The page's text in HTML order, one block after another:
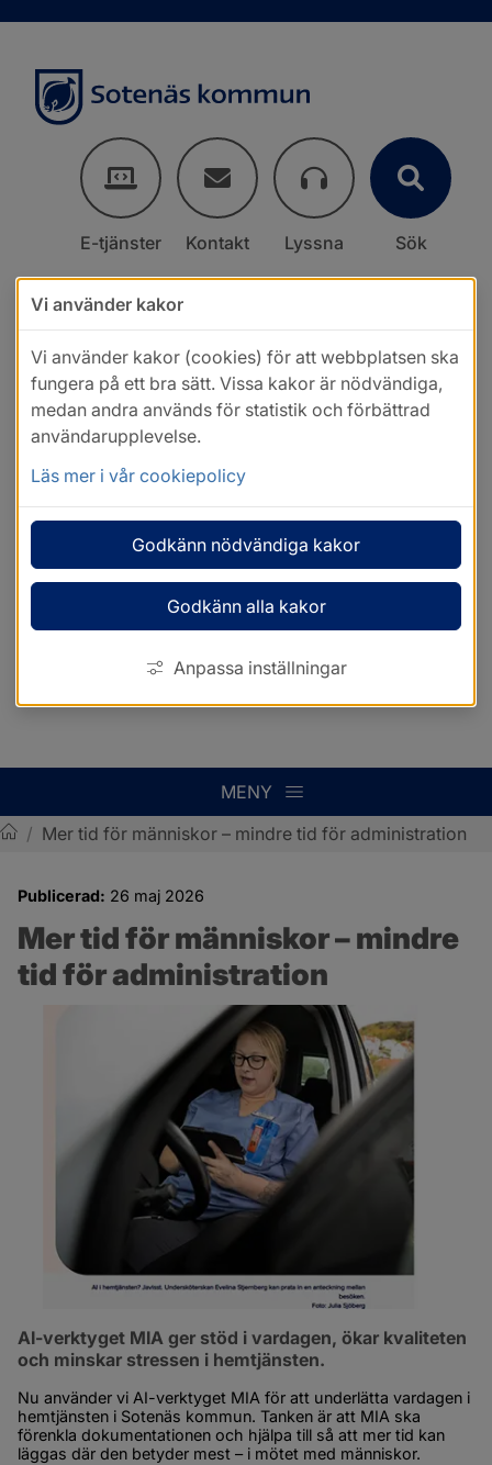
E-tjänster Kontakt Lyssna Sök
MENY
/ Mer tid för människor – mindre tid för administration
Publicerad: 26 maj 2026
Mer tid för människor – mindre
tid för administration
AI-verktyget MIA ger stöd i vardagen, ökar kvaliteten
och minskar stressen i hemtjänsten.
Nu använder vi AI-verktyget MIA för att underlätta vardagen i
hemtjänsten i Sotenäs kommun. Tanken är att MIA ska
förenkla dokumentationen och hjälpa till så att mer tid kan
läggas där den betyder mest – i mötet med människor.
Vi använder kakor
Vi använder kakor (cookies) för att webbplatsen ska
fungera på ett bra sätt. Vissa kakor är nödvändiga,
medan andra används för statistik och förbättrad
användarupplevelse.
Läs mer i vår cookiepolicy
Godkänn nödvändiga kakor
Godkänn alla kakor
Anpassa inställningar